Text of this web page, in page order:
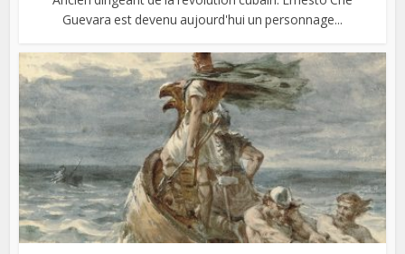
Guevara est devenu aujourd'hui un personnage...